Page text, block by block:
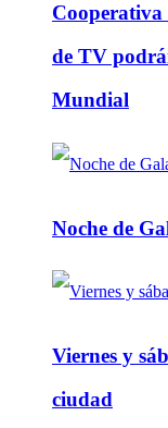
Cooperativa
de TV
Mundial
Noche de
Viernes y
ciudad